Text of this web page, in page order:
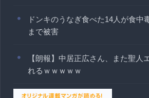
ドンキのうなぎ食べた14人が食
まで被害
【朗報】中居正広さん、また聖人
れるｗｗｗｗｗ